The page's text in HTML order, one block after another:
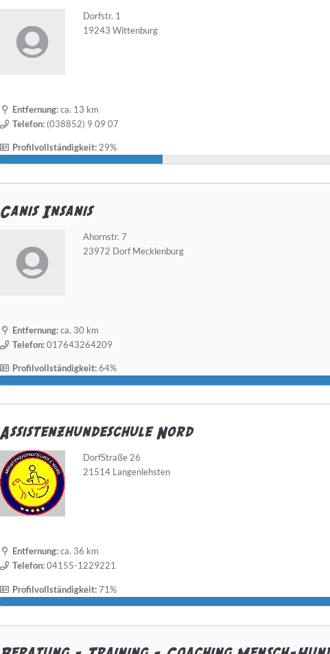
Dorfstr. 1
19243 Wittenburg
Entfernung:ca. 13 km
Telefon:(038852) 9 09 07
Profilvollständigkeit:29%
Canis Insanis
Ahornstr. 7
23972 Dorf Mecklenburg
Entfernung:ca. 30 km
Telefon:017643264209
Profilvollständigkeit:64%
Assistenzhundeschule Nord
DorfStraße 26
21514 Langenlehsten
Entfernung:ca. 36 km
Telefon:04155-1229221
Profilvollständigkeit:71%